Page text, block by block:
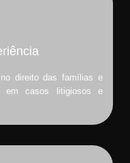
direito das famílias e
em casos litigiosos e